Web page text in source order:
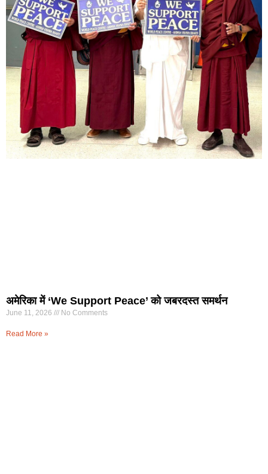
अमेरिका में ‘We Support Peace’ को जबरदस्त समर्थन
June 11, 2026 No Comments
Read More »